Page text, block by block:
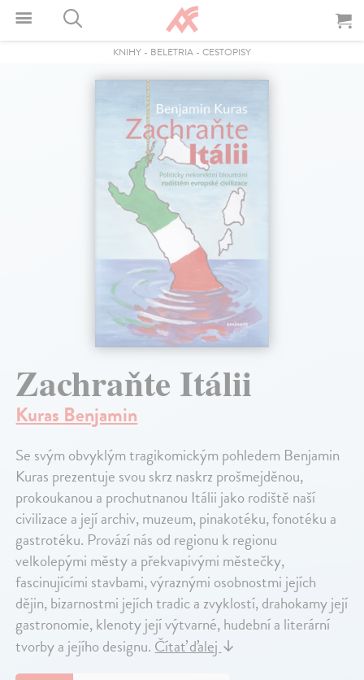
KNIHY - BELETRIA - CESTOPISY
Zachraňte Itálii
Kuras Benjamin
Se svým obvyklým tragikomickým pohledem Benjamin
Kuras prezentuje svou skrz naskrz prošmejděnou,
prokoukanou a prochutnanou Itálii jako rodiště naší
civilizace a její archiv, muzeum, pinakotéku, fonotéku a
gastrotéku. Provází nás od regionu k regionu
velkolepými městy a překvapivými městečky,
fascinujícími stavbami, výraznými osobnostmi jejích
dějin, bizarnostmi jejích tradic a zvyklostí, drahokamy její
gastronomie, klenoty její výtvarné, hudební a literární
tvorby a jejího designu. Čítať ďalej ↓